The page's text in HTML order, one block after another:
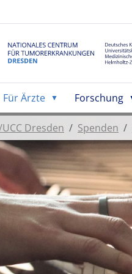
Für Ärzte Forschung
Dresden Spenden